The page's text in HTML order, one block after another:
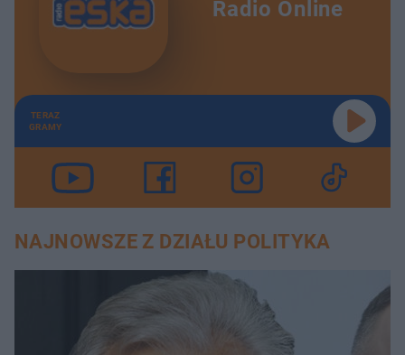
Radio Online
TERAZ
GRAMY
NAJNOWSZE Z DZIAŁU POLITYKA